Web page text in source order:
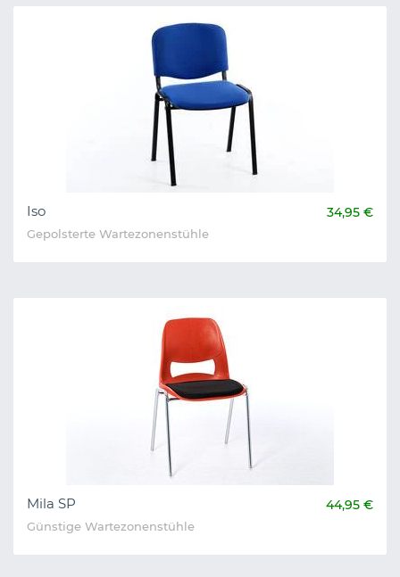
Iso 34,95 €
Gepolsterte Wartezonenstühle
Mila SP 44,95 €
Günstige Wartezonenstühle